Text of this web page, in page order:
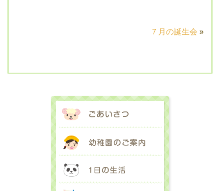
７月の誕生会 »
ごあいさつ
幼稚園のご案内